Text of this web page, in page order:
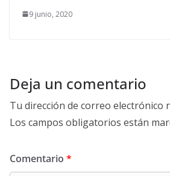
9 junio, 2020
Deja un comentario
Tu dirección de correo electrónico
Los campos obligatorios están
Comentario *